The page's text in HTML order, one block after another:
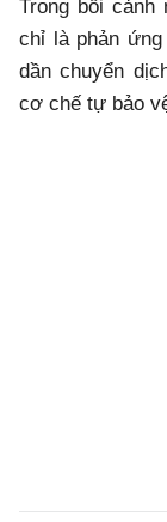
Trong bối cảnh
chỉ là phản
dần chuyển
cơ chế tự bảo